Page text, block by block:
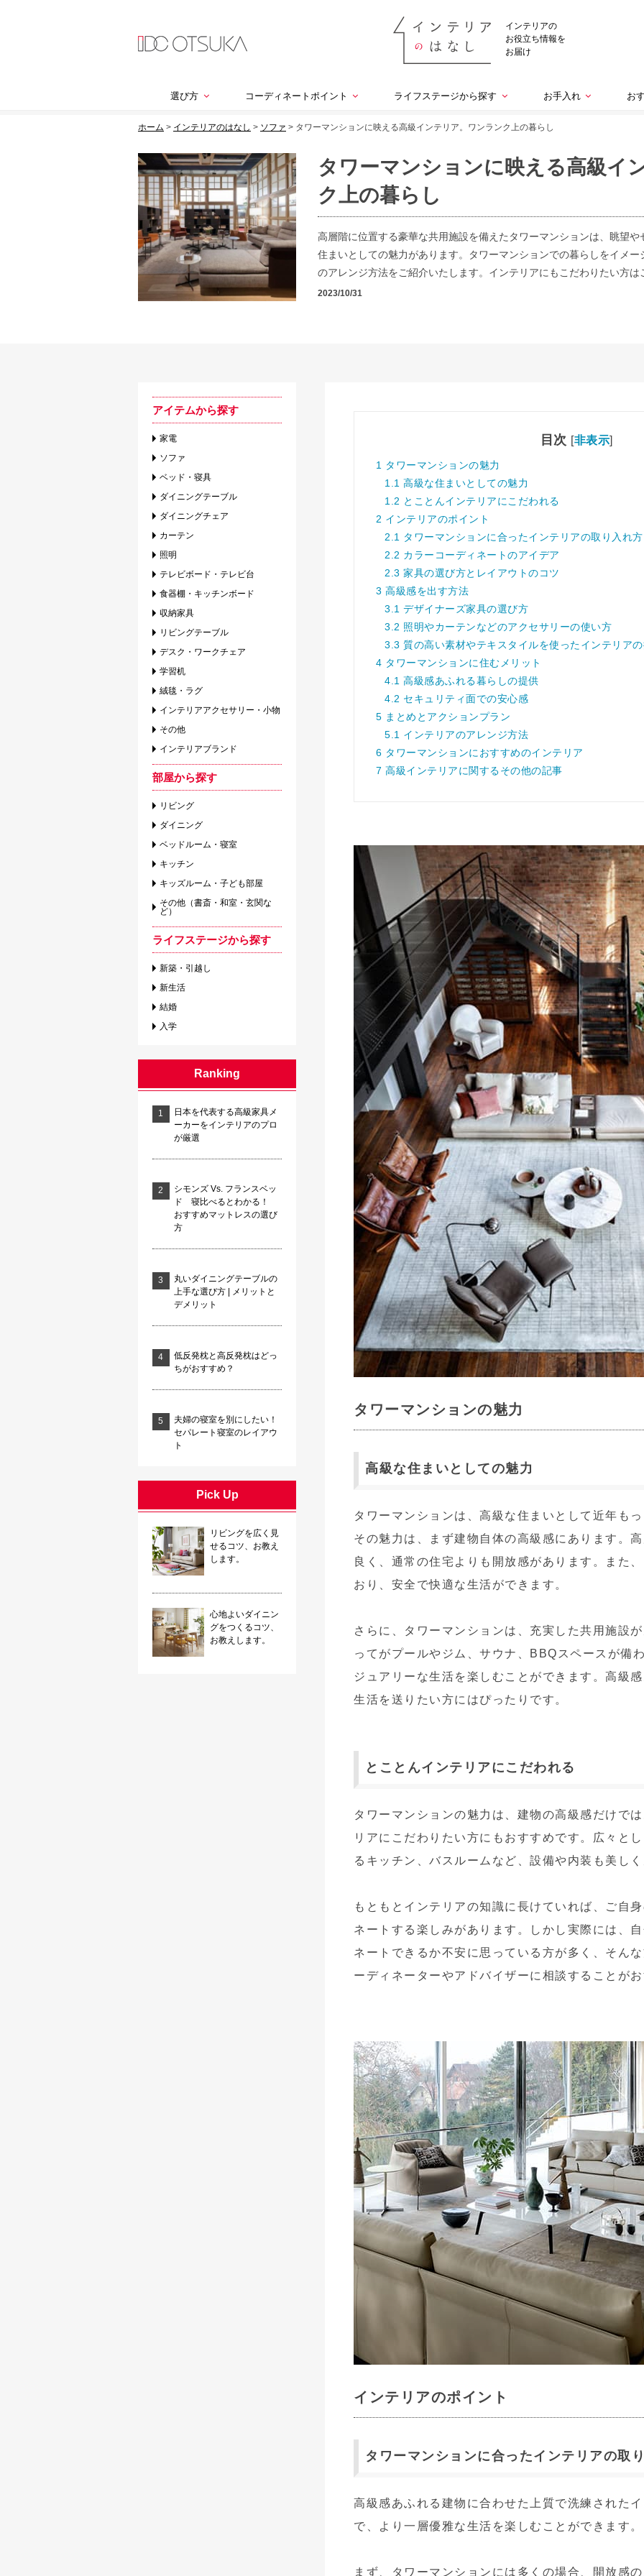
インテリアの
お役立ち情報を
お届け
選び方 コーディネートポイント ライフステージから探す お手入れ お
ホーム > インテリアのはなし > ソファ > タワーマンションに映える高級インテリア。ワンランク上の暮らし
タワーマンションに映える高級イ
ク上の暮らし
高層階に位置する豪華な共用施設を備えたタワーマンションは、眺望
住まいとしての魅力があります。タワーマンションでの暮らしをイメ
のアレンジ方法をご紹介いたします。インテリアにもこだわりたい方
2023/10/31
目次 [非表示]
1
タワーマンションの魅力
1.1 高級な住まいとしての魅力
1.2 とことんインテリアにこだわれる
2 インテリアのポイント
2.1
タワーマンションに合ったインテリアの取り入れ方
2.2 カラーコーディネートのアイデア
2.3 家具の選び方とレイアウトのコツ
3 高級感を出す方法
3.1 デザイナーズ家具の選び方
3.2 照明やカーテンなどのアクセサリーの使い方
3.3 質の高い素材やテキスタイルを使ったインテリア
4 タワーマンションに住むメリット
4.1 高級感あふれる暮らしの提供
4.2 セキュリティ面での安心感
5 まとめとアクションプラン
5.1 インテリアのアレンジ方法
6 タワーマンションにおすすめのインテリア
7 高級インテリアに関するその他の記事
タワーマンションの魅力
高級な住まいとしての魅力
タワーマンションは、高級な住まいとして近年も
その魅力は、まず建物自体の高級感にあります。
良く、通常の住宅よりも開放感があります。また
おり、安全で快適な生活ができます。
さらに、タワーマンションは、充実した共用施設
ってがプールやジム、サウナ、BBQスペースが備
ジュアリーな生活を楽しむことができます。高級
生活を送りたい方にはぴったりです。
とことんインテリアにこだわれる
タワーマンションの魅力は、建物の高級感だけで
リアにこだわりたい方にもおすすめです。広々と
るキッチン、バスルームなど、設備や内装も美し
もともとインテリアの知識に長けていれば、ご自
ネートする楽しみがあります。しかし実際には、
ネートできるか不安に思っている方が多く、そん
ーディネーターやアドバイザーに相談することが
インテリアのポイント
タワーマンションに合ったインテリアの取
高級感あふれる建物に合わせた上質で洗練された
で、より一層優雅な生活を楽しむことができます。
まず、タワーマンションには多くの場合、開放感
アイテムから探す
家電
ソファ
ベッド・寝具
ダイニングテーブル
ダイニングチェア
カーテン
照明
テレビボード・テレビ台
食器棚・キッチンボード
収納家具
リビングテーブル
デスク・ワークチェア
学習机
絨毯・ラグ
インテリアアクセサリー・小物
その他
インテリアブランド
部屋から探す
リビング
ダイニング
ベッドルーム・寝室
キッチン
キッズルーム・子ども部屋
その他（書斎・和室・玄関な
ど）
ライフステージから探す
新築・引越し
新生活
結婚
入学
Ranking
日本を代表する高級家具メ
ーカーをインテリアのプロ
が厳選
シモンズ Vs. フランスベッ
ド 寝比べるとわかる！
おすすめマットレスの選び
方
丸いダイニングテーブルの
上手な選び方 | メリットと
デメリット
低反発枕と高反発枕はどっ
ちがおすすめ？
夫婦の寝室を別にしたい！
セパレート寝室のレイアウ
ト
Pick Up
リビングを広く見
せるコツ、お教え
します。
心地よいダイニン
グをつくるコツ、
お教えします。